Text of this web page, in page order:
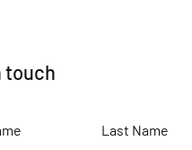
touch
Last Name